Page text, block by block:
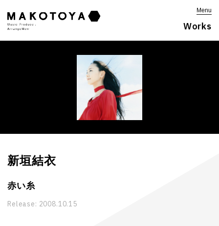
Menu
Works
新垣結衣
赤い糸
Release: 2008.10.15